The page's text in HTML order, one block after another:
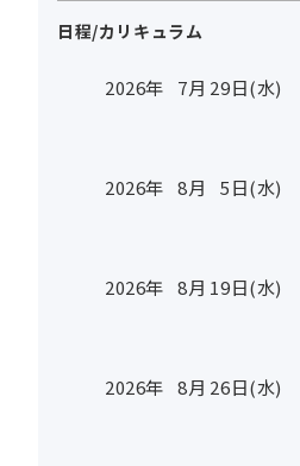
日程/カリキュラム
2026年 7月 29日(水)
2026年 8月 5日(水)
2026年 8月 19日(水)
2026年 8月 26日(水)